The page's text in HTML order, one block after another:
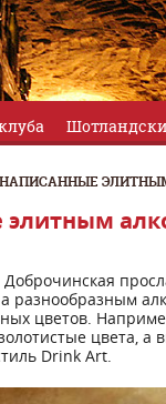
разнообразным
цветов.
цвета,
Drink Art.